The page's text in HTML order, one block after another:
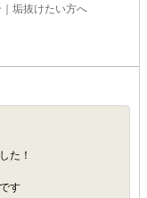
垢抜けたい方へ
た！
す